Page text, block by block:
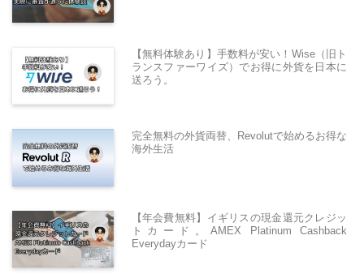
【無料体験あり】手数料が安い！Wise（旧ト
ランスファーワイズ）でお得に外貨を日本に
送ろう。
完全無料の外貨両替、Revolutで始めるお得な
海外生活
【年会費無料】イギリスの現金還元クレジッ
トカード。AMEX Platinum Cashback
Everydayカード